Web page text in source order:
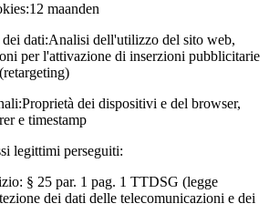
12 maanden
dati:Analisi dell'utilizzo del sito web,
per l'attivazione di inserzioni pubblicitarie
Proprietà dei dispositivi e del browser,
e timestamp
legittimi perseguiti:
§ 25 par. 1 pag. 1 TTDSG (legge
dei dati delle telecomunicazioni e dei